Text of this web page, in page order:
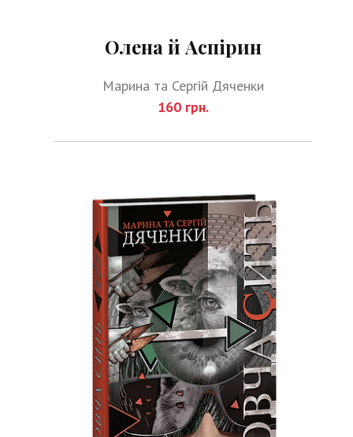
Олена й Аспірин
Марина та Сергій Дяченки
160 грн.